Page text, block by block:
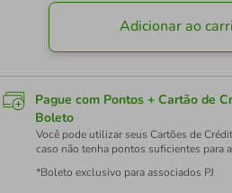
Adicionar ao
Pague com Pontos + Cartão de
Boleto
Você pode utilizar seus Cartões de
caso não tenha pontos suficientes para
*Boleto exclusivo para associados PJ